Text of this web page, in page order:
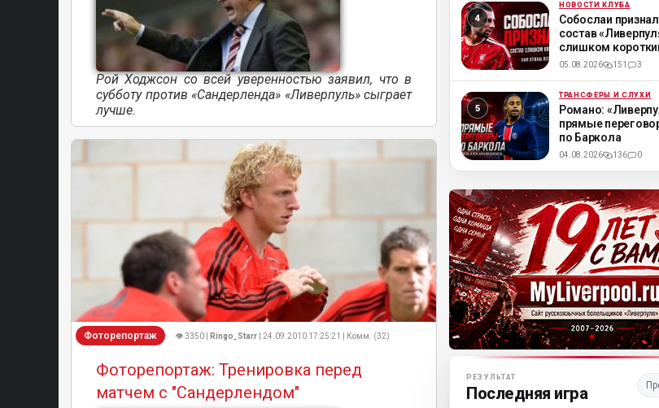
Рой Ходжсон со всей уверенностью заявил, что в
субботу против «Сандерленда» «Ливерпуль» сыграет
лучше.
Фоторепортаж 👁 3350 | Ringo_Starr | 24.09.2010 17:25:21 | Комм. (32)
Фоторепортаж: Тренировка перед
матчем с "Сандерлендом"
ML НОВОСТИ КЛУБА
Собослаи
состав
слишком
05.08.2026 151 3
ML ТРАНСФЕРЫ И СЛУХИ
Романо:
прямые
по Баркола
04.08.2026 136 0
Матч-центр
РЕЗУЛЬТАТ
Последняя игра